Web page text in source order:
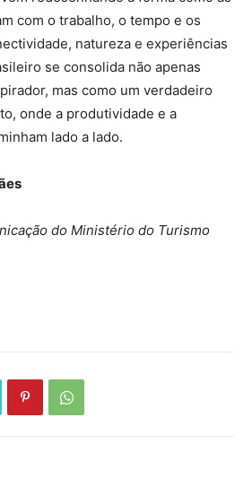
com o trabalho, o tempo e os
natureza e experiências
se consolida não apenas
mas como um verdadeiro
onde a produtividade e a
lado a lado.
do Ministério do Turismo